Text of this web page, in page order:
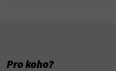
Pro koho?